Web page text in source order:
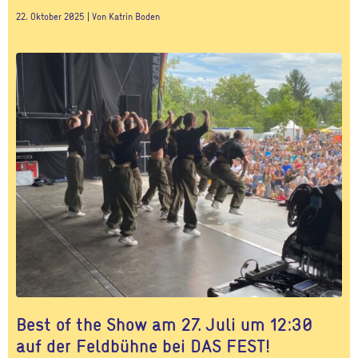
22. Oktober 2025 | Von Katrin Boden
Best of the Show am 27. Juli um 12:30
auf der Feldbühne bei DAS FEST!